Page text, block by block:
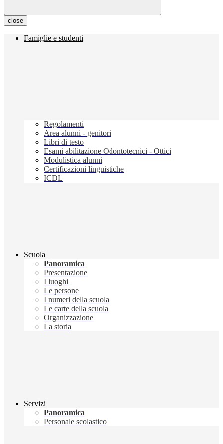
close
Famiglie e studenti
Regolamenti
Area alunni - genitori
Libri di testo
Esami abilitazione Odontotecnici - Ottici
Modulistica alunni
Certificazioni linguistiche
ICDL
Scuola
Panoramica
Presentazione
I luoghi
Le persone
I numeri della scuola
Le carte della scuola
Organizzazione
La storia
Servizi
Panoramica
Personale scolastico